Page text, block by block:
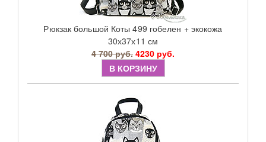
Рюкзак большой Коты 499 гобелен + экокожа
30х37х11 см
4 700 руб. 4230 руб.
В КОРЗИНУ